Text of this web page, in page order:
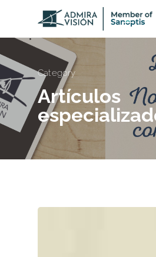
Hit enter to search or ESC
Category
Artículos